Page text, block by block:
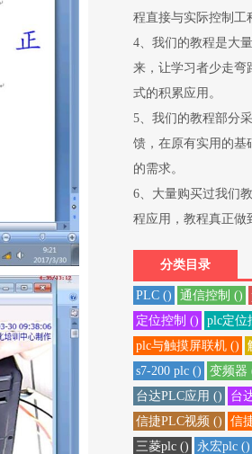
程直接与实际控制工
4、我们的教程是大
来，让学习者少走弯
式的积累应用。
5、我们的教程部分
馈，在原有实用的基
的需求。
6、大量购买过我们
程应用，教程真正做
分类目录
PLC () 通信控制 ()
定位控制 ()
plc定位
plc与触摸屏联机 ()
s7-200 plc ()
变频器
台达PLC应用 ()
台
信捷PLC视频 ()
信
三菱plc ()
永宏plc ()